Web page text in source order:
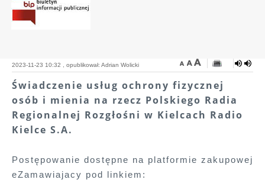
2023-11-23 10:32 , opublikował: Adrian Wolicki
Świadczenie usług ochrony fizycznej
osób i mienia na rzecz Polskiego Radia
Regionalnej Rozgłośni w Kielcach Radio
Kielce S.A.
Postępowanie dostępne na platformie zakupowej
eZamawiajacy pod linkiem: